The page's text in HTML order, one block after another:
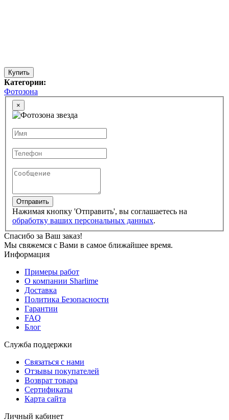
Купить
Категории:
Фотозона
×
Отправить
Нажимая кнопку 'Отправить', вы соглашаетесь на
обработку ваших персональных данных.
Спасибо за Ваш заказ!
Мы свяжемся с Вами в самое ближайшее время.
Информация
Примеры работ
О компании Sharlime
Доставка
Политика Безопасности
Гарантии
FAQ
Блог
Служба поддержки
Связаться с нами
Отзывы покупателей
Возврат товара
Сертификаты
Карта сайта
Личный кабинет